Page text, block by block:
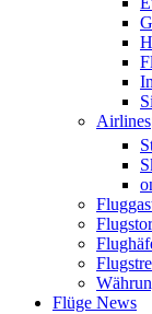
Airlines
Flüge News